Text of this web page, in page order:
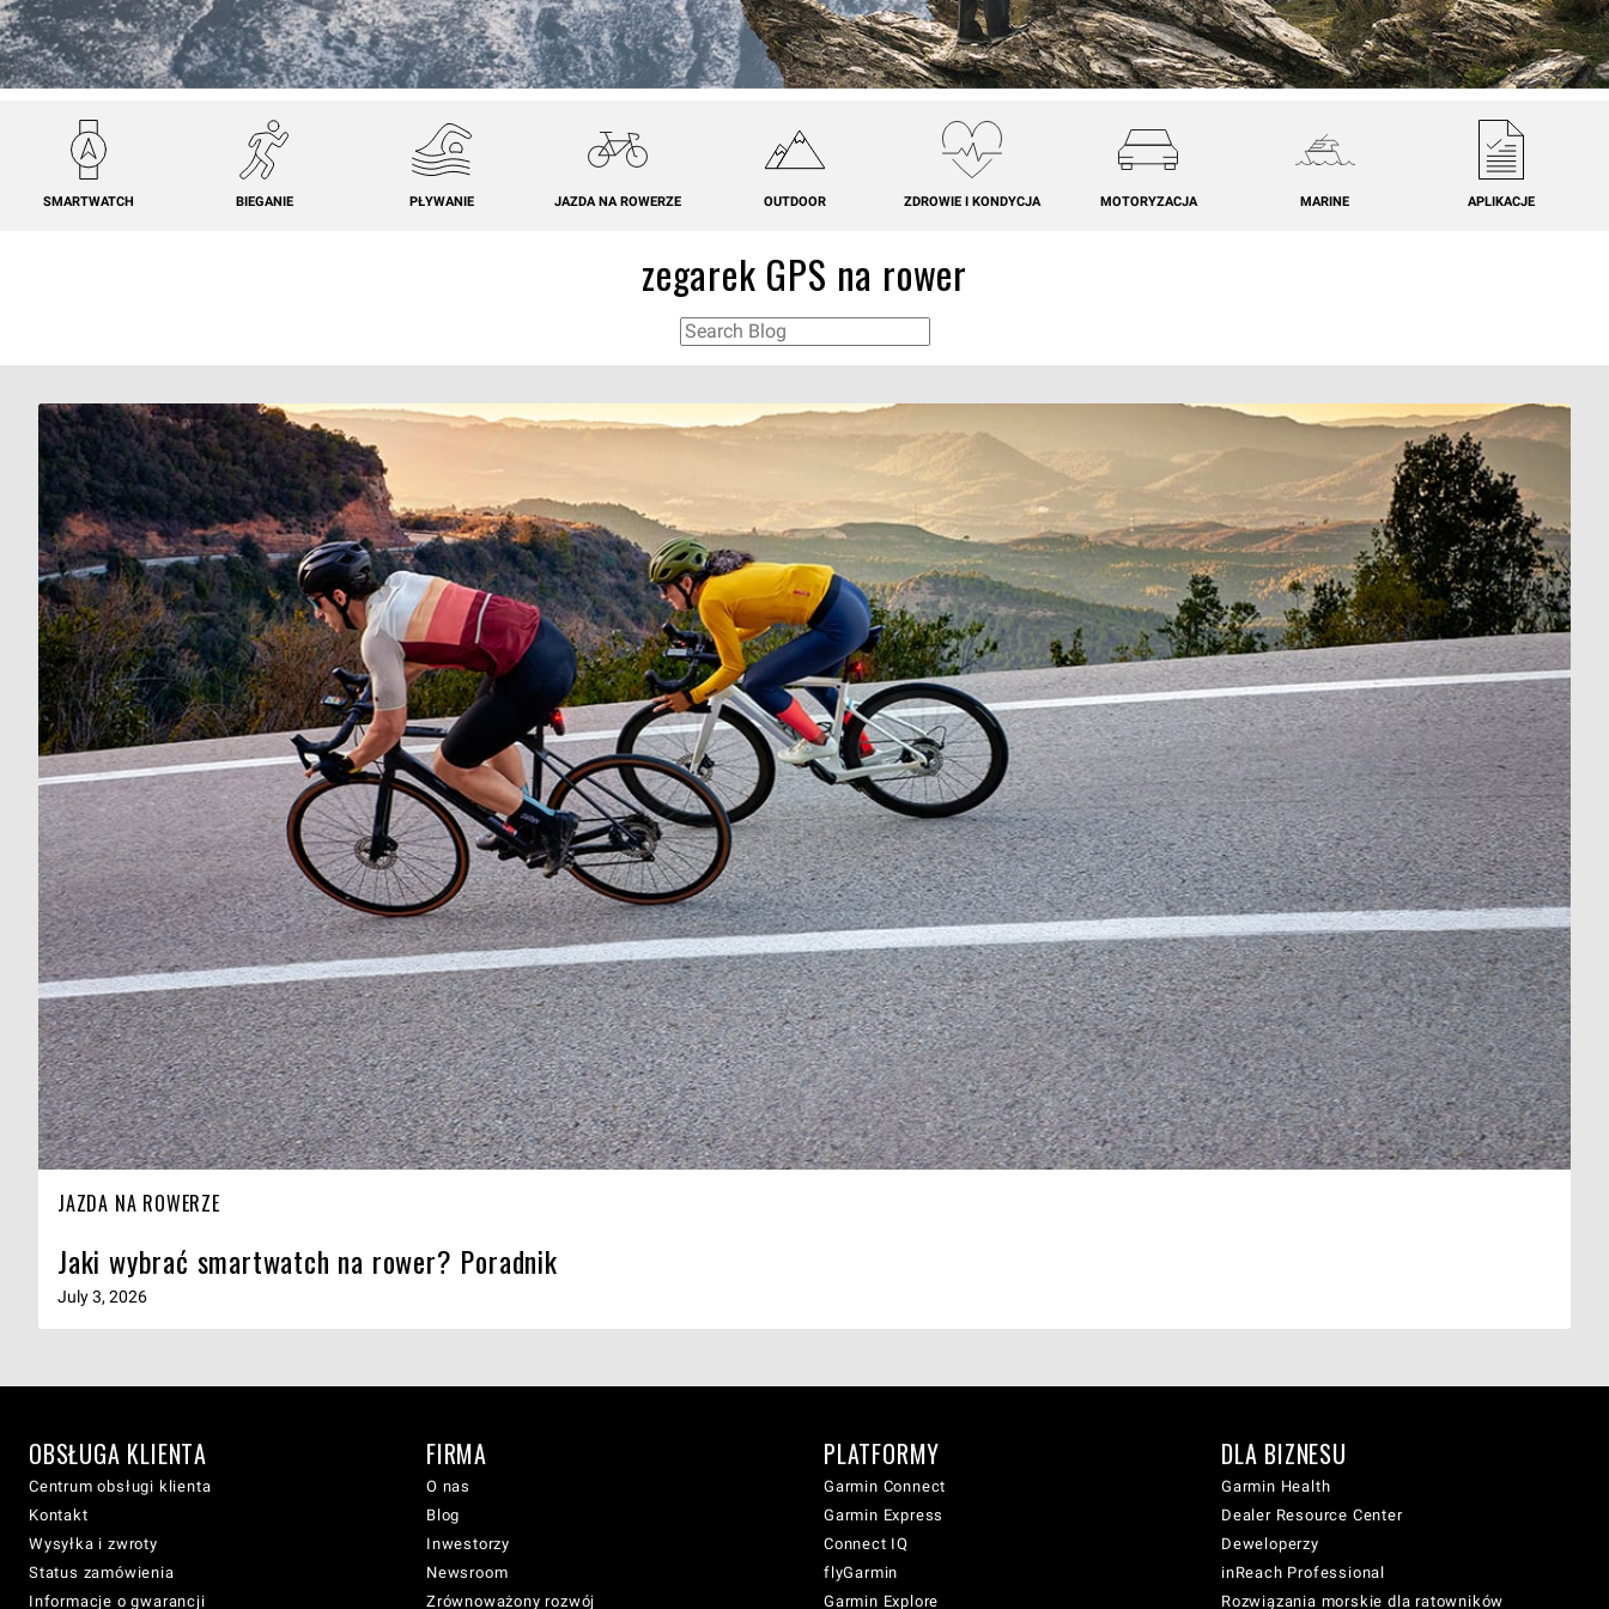
SMARTWATCH BIEGANIE PŁYWANIE JAZDA NA ROWERZE OUTDOOR ZDROWIE I KONDYCJA MOTORYZACJA MARINE APLIKACJE
zegarek GPS na rower
JAZDA NA ROWERZE
Jaki wybrać smartwatch na rower? Poradnik
July 3, 2026
OBSŁUGA KLIENTA
Centrum obsługi klienta
Kontakt
Wysyłka i zwroty
Status zamówienia
Informacje o gwarancji
FIRMA
O nas
Blog
Inwestorzy
Newsroom
Zrównoważony rozwój
PLATFORMY
Garmin Connect
Garmin Express
Connect IQ
flyGarmin
Garmin Explore
DLA BIZNESU
Garmin Health
Dealer Resource Center
Deweloperzy
inReach Professional
Rozwiązania morskie dla ratowników